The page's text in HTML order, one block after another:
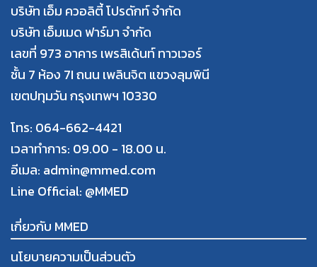
บริษัท เอ็ม ควอลิตี้ โปรดักท์ จำกัด
บริษัท เอ็มเมด ฟาร์มา จำกัด
เลขที่ 973 อาคาร เพรสิเด้นท์ ทาวเวอร์
ชั้น 7 ห้อง 7I ถนน เพลินจิต แขวงลุมพินี
เขตปทุมวัน กรุงเทพฯ 10330
โทร: 064-662-4421
เวลาทำการ: 09.00 - 18.00 น.
อีเมล: admin@mmed.com
Line Official: @MMED
เกี่ยวกับ MMED
นโยบายความเป็นส่วนตัว